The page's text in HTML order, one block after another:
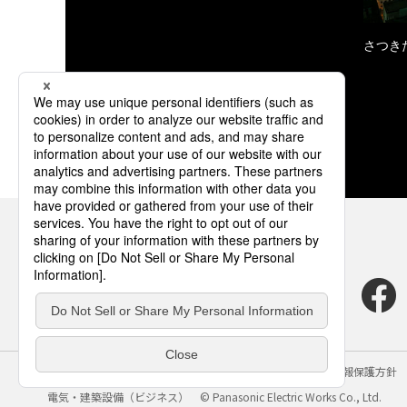
さつき
サイトのご利用にあたって クッキーポリシー
個人情報保護方針
電気・建築設備（ビジネス）
© Panasonic Electric Works Co., Ltd.